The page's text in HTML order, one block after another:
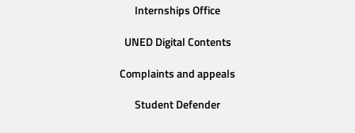
Internships Office
UNED Digital Contents
Complaints and appeals
Student Defender